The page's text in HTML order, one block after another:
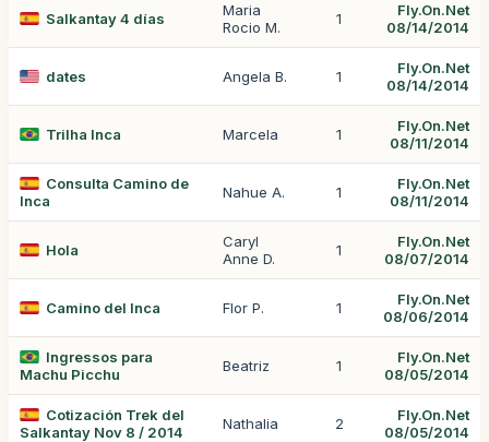
Salkantay 4 días
Maria
Rocio M.
1
Fly.On.Net
08/14/2014
dates Angela B. 1
Fly.On.Net
08/14/2014
Trilha Inca Marcela 1
Fly.On.Net
08/11/2014
Consulta Camino de
Inca
Nahue A. 1
Fly.On.Net
08/11/2014
Hola
Caryl
Anne D.
1
Fly.On.Net
08/07/2014
Camino del Inca Flor P. 1
Fly.On.Net
08/06/2014
Ingressos para
Machu Picchu
Beatriz 1
Fly.On.Net
08/05/2014
Cotización Trek del
Salkantay Nov 8 / 2014
Nathalia 2
Fly.On.Net
08/05/2014